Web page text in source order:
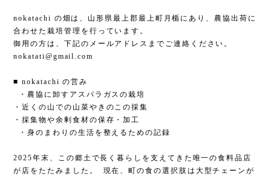
nokatachi の畑は、山形県最上郡最上町月楯にあり、農協出荷に
合わせた栽培管理を行っています。
御用の方は、下記のメールアドレスまでご連絡ください。
nokatati@gmail.com
■ nokatachi の営み
・農協に卸すアスパラガスの栽培
・近くの山での山菜やきのこの採集
・採集物や余剰食材の保存・加工
・身のまわりの生活を整えるための記録
2025年末、この郷土で長く暮らしを支えてきた唯一の食料品店
が店をたたみました。 現在、町の食の選択肢は大型チェーンが